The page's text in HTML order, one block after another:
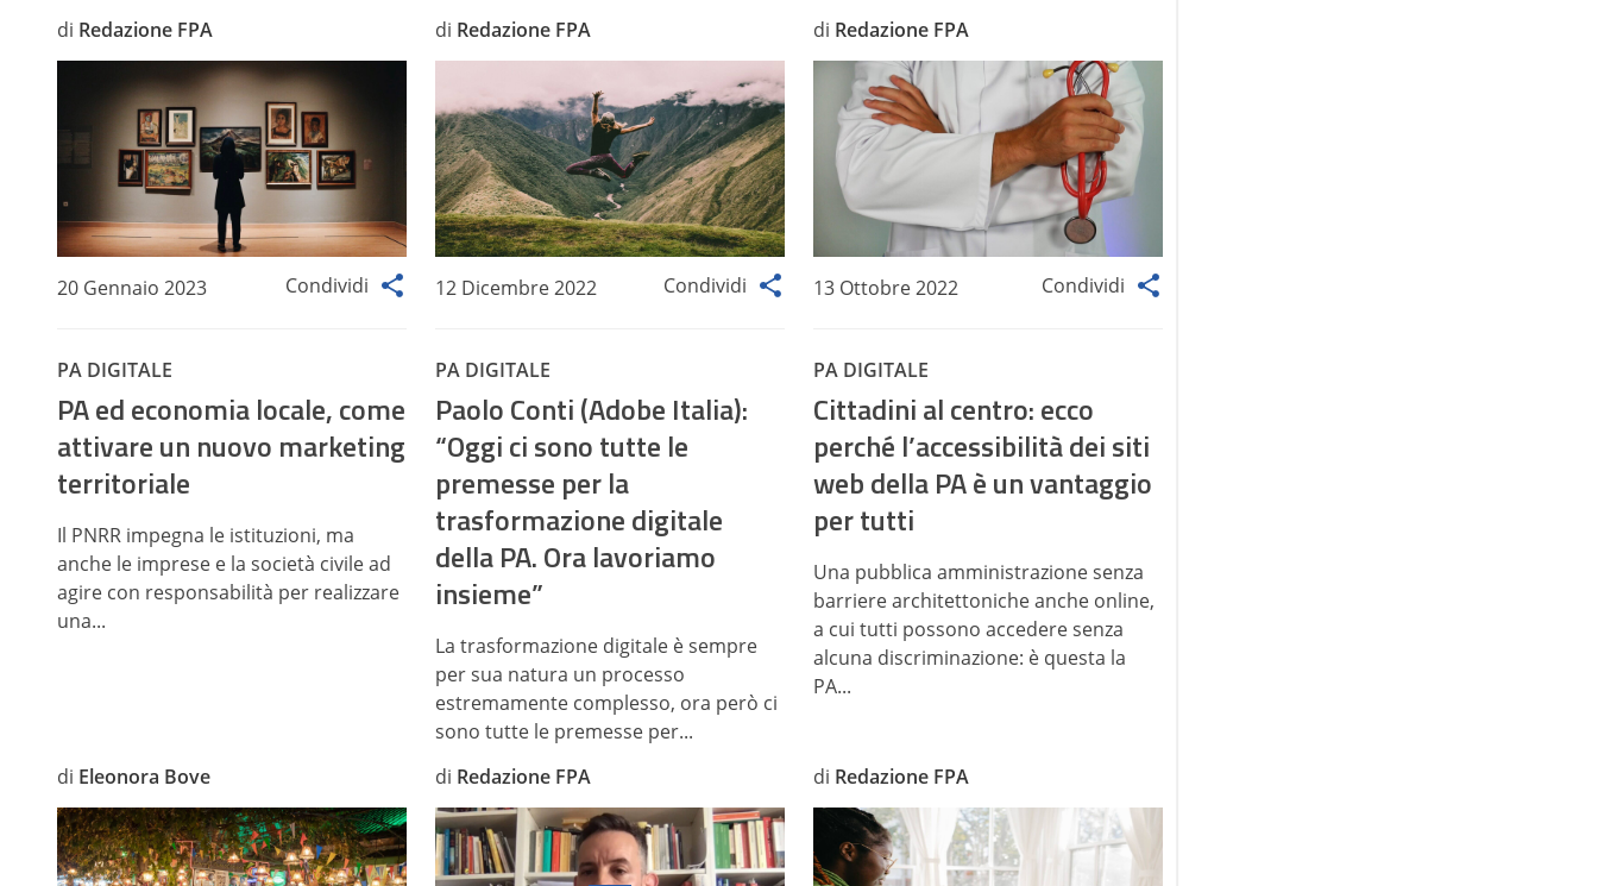
di Redazione FPA
20 Gennaio 2023 Condividi
di Redazione FPA
12 Dicembre 2022 Condividi
di Redazione FPA
13 Ottobre 2022 Condividi
PA DIGITALE
PA ed economia locale, come
attivare un nuovo marketing
territoriale
Il PNRR impegna le istituzioni, ma
anche le imprese e la società civile ad
agire con responsabilità per realizzare
una...
di Eleonora Bove
PA DIGITALE
Paolo Conti (Adobe Italia):
“Oggi ci sono tutte le
premesse per la
trasformazione digitale
della PA. Ora lavoriamo
insieme”
La trasformazione digitale è sempre
per sua natura un processo
estremamente complesso, ora però ci
sono tutte le premesse per...
di Redazione FPA
PA DIGITALE
Cittadini al centro: ecco
perché l’accessibilità dei siti
web della PA è un vantaggio
per tutti
Una pubblica amministrazione senza
barriere architettoniche anche online,
a cui tutti possono accedere senza
alcuna discriminazione: è questa la
PA...
di Redazione FPA